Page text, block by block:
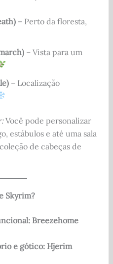
– Perto da floresta,
– Vista para um
– Localização
Você pode personalizar
estábulos e até uma sala
de cabeças de
Skyrim?
Breezehome
e gótico: Hjerim